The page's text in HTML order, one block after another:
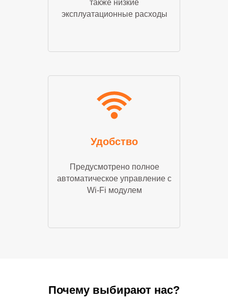
Удобство
также низкие
эксплуатационные расходы
Предусмотрено полное
автоматическое управление с
Wi-Fi модулем
Почему выбирают нас?